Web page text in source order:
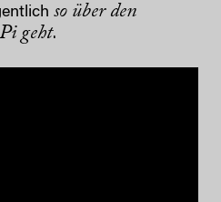
so über den
geht.